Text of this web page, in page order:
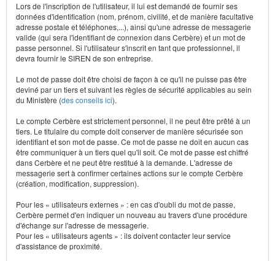
Lors de l'inscription de l'utilisateur, il lui est demandé de fournir ses
données d'identification (nom, prénom, civilité, et de manière facultative
adresse postale et téléphones,...), ainsi qu'une adresse de messagerie
valide (qui sera l'identifiant de connexion dans Cerbère) et un mot de
passe personnel. Si l'utilisateur s'inscrit en tant que professionnel, il
devra fournir le SIREN de son entreprise.
Le mot de passe doit être choisi de façon à ce qu'il ne puisse pas être
deviné par un tiers et suivant les règles de sécurité applicables au sein
du Ministère (des conseils ici).
Le compte Cerbère est strictement personnel, il ne peut être prêté à un
tiers. Le titulaire du compte doit conserver de manière sécurisée son
identifiant et son mot de passe. Ce mot de passe ne doit en aucun cas
être communiquer à un tiers quel qu'il soit. Ce mot de passe est chiffré
dans Cerbère et ne peut être restitué à la demande. L'adresse de
messagerie sert à confirmer certaines actions sur le compte Cerbère
(création, modification, suppression).
Pour les « utilisateurs externes » : en cas d'oubli du mot de passe,
Cerbère permet d'en indiquer un nouveau au travers d'une procédure
d'échange sur l'adresse de messagerie.
Pour les « utilisateurs agents » : ils doivent contacter leur service
d'assistance de proximité.